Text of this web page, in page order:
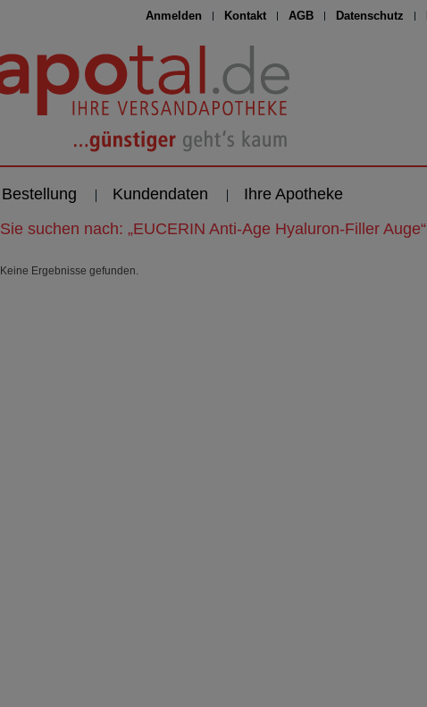
Anmelden Kontakt AGB Datenschutz
Bestellung Kundendaten Ihre Apotheke
Sie suchen nach: „EUCERIN Anti-Age Hyaluron-Filler Auge“
Keine Ergebnisse gefunden.